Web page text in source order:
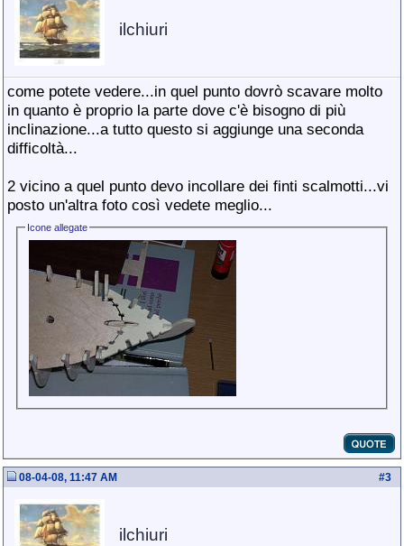
ilchiuri
come potete vedere...in quel punto dovrò scavare molto
in quanto è proprio la parte dove c'è bisogno di più
inclinazione...a tutto questo si aggiunge una seconda
difficoltà...
2 vicino a quel punto devo incollare dei finti scalmotti...vi
posto un'altra foto così vedete meglio...
Icone allegate
#3
08-04-08, 11:47 AM
ilchiuri